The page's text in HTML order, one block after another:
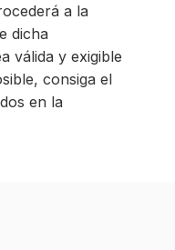
a la
dicha
válida y exigible
consiga el
en la